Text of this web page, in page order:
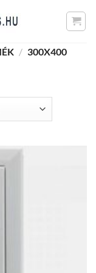
/ 300X400